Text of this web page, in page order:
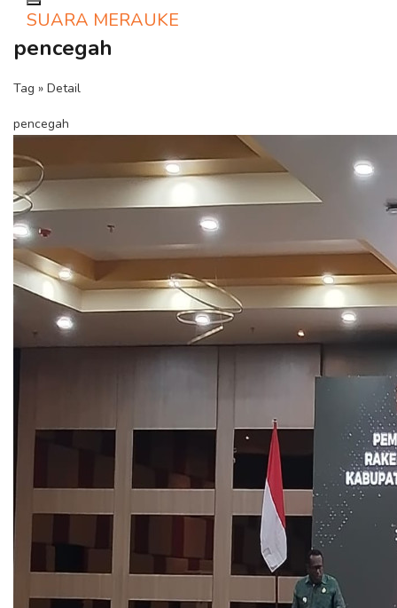
Toggle navigation
SUARA MERAUKE
pencegah
Tag » Detail
pencegah